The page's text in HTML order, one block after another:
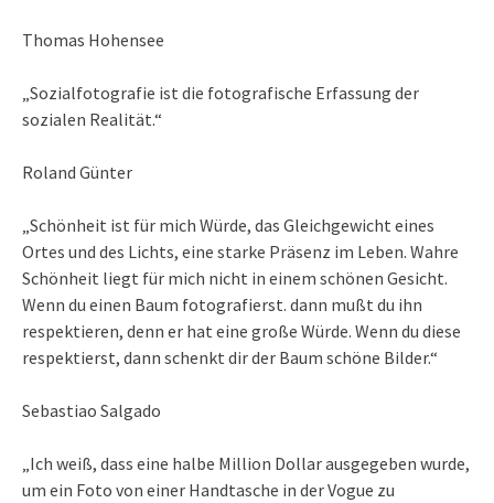
Thomas Hohensee
„Sozialfotografie ist die fotografische Erfassung der
sozialen Realität.“
Roland Günter
„Schönheit ist für mich Würde, das Gleichgewicht eines
Ortes und des Lichts, eine starke Präsenz im Leben. Wahre
Schönheit liegt für mich nicht in einem schönen Gesicht.
Wenn du einen Baum fotografierst. dann mußt du ihn
respektieren, denn er hat eine große Würde. Wenn du diese
respektierst, dann schenkt dir der Baum schöne Bilder.“
Sebastiao Salgado
„Ich weiß, dass eine halbe Million Dollar ausgegeben wurde,
um ein Foto von einer Handtasche in der Vogue zu